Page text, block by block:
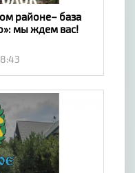
районе– база
мы ждем вас!
туризм,